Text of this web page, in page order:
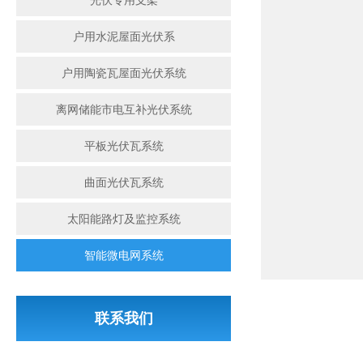
户用水泥屋面光伏系
户用陶瓷瓦屋面光伏系统
离网储能市电互补光伏系统
平板光伏瓦系统
曲面光伏瓦系统
太阳能路灯及监控系统
智能微电网系统
联系我们